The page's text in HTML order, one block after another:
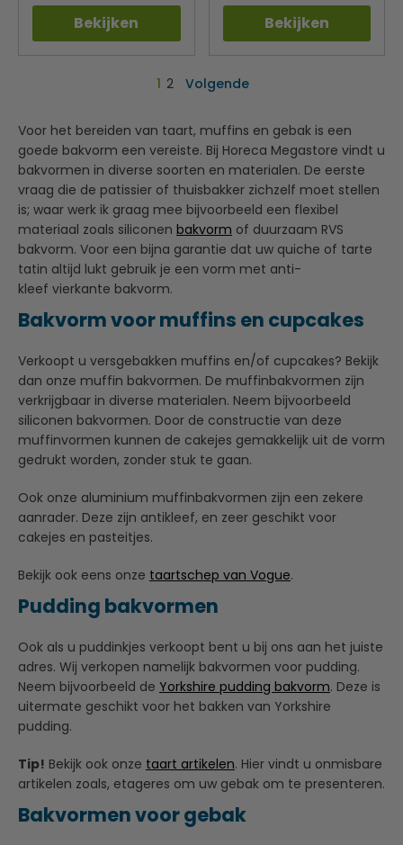
Bekijken Bekijken
1 2 Volgende
Voor het bereiden van taart, muffins en gebak is een
goede bakvorm een vereiste. Bij Horeca Megastore vindt u
bakvormen in diverse soorten en materialen. De eerste
vraag die de patissier of thuisbakker zichzelf moet stellen
is; waar werk ik graag mee bijvoorbeeld een flexibel
materiaal zoals siliconen bakvorm of duurzaam RVS
bakvorm. Voor een bijna garantie dat uw quiche of tarte
tatin altijd lukt gebruik je een vorm met anti-
kleef vierkante bakvorm.
Bakvorm voor muffins en cupcakes
Verkoopt u versgebakken muffins en/of cupcakes? Bekijk
dan onze muffin bakvormen. De muffinbakvormen zijn
verkrijgbaar in diverse materialen. Neem bijvoorbeeld
siliconen bakvormen. Door de constructie van deze
muffinvormen kunnen de cakejes gemakkelijk uit de vorm
gedrukt worden, zonder stuk te gaan.
Ook onze aluminium muffinbakvormen zijn een zekere
aanrader. Deze zijn antikleef, en zeer geschikt voor
cakejes en pasteitjes.
Bekijk ook eens onze taartschep van Vogue.
Pudding bakvormen
Ook als u puddinkjes verkoopt bent u bij ons aan het juiste
adres. Wij verkopen namelijk bakvormen voor pudding.
Neem bijvoorbeeld de Yorkshire pudding bakvorm. Deze is
uitermate geschikt voor het bakken van Yorkshire
pudding.
Tip! Bekijk ook onze taart artikelen. Hier vindt u onmisbare
artikelen zoals, etageres om uw gebak om te presenteren.
Bakvormen voor gebak